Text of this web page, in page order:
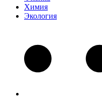
Химия
Экология